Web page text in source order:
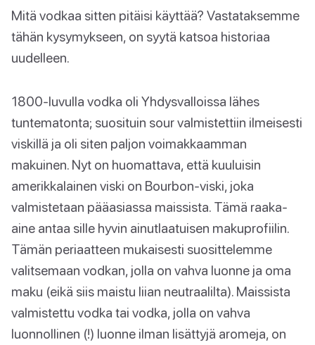
Mitä vodkaa sitten pitäisi käyttää? Vastataksemme
tähän kysymykseen, on syytä katsoa historiaa
uudelleen.
1800-luvulla vodka oli Yhdysvalloissa lähes
tuntematonta; suosituin sour valmistettiin ilmeisesti
viskillä ja oli siten paljon voimakkaamman
makuinen. Nyt on huomattava, että kuuluisin
amerikkalainen viski on Bourbon-viski, joka
valmistetaan pääasiassa maissista. Tämä raaka-
aine antaa sille hyvin ainutlaatuisen makuprofiilin.
Tämän periaatteen mukaisesti suosittelemme
valitsemaan vodkan, jolla on vahva luonne ja oma
maku (eikä siis maistu liian neutraalilta). Maissista
valmistettu vodka tai vodka, jolla on vahva
luonnollinen (!) luonne ilman lisättyjä aromeja, on